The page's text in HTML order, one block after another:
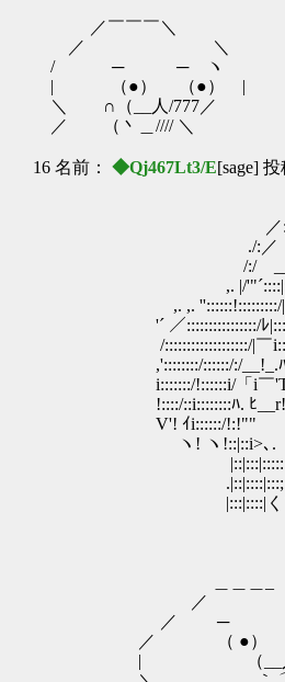
／￣￣￣＼
／ ＼ プチ氷
/ ─ ─ ヽ あると
| （●） （●） |
＼ ∩（__人/777／
／ （丶＿//// ＼
16 名前： ◆Qj467Lt3/E[sage]
／::::___:
./:／ ヽ
/:/ __,.ﾍ､
,. |/'"´::::|:::::ヽ
,. ,. ''::::::!:::::::::/
'´ ／::::::::::::::::/ﾚ
/:::::::::::::::::::/|￣
,'::::::::/::::::/:/__!_.ﾊ
i:::::::/!::::::i/「i￣'T ヽ
!::::/::i::::::::ﾊ. ﾋ__r!
V'! ｲi::::::/!:!""
ヽ! ヽ!::|::i>､.
|::|:::|::::::｀7:.r--r
.|::|::::|:::;:イヽ!__／
|:::|::::|く＼::::::!/
／
／ ─ ― 流石
／ （ ●） （
| （__人